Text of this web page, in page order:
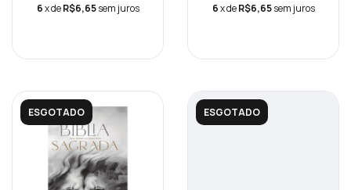
6x deR$6,65 sem juros
6x deR$6,65 sem juros
ESGOTADO ESGOTADO